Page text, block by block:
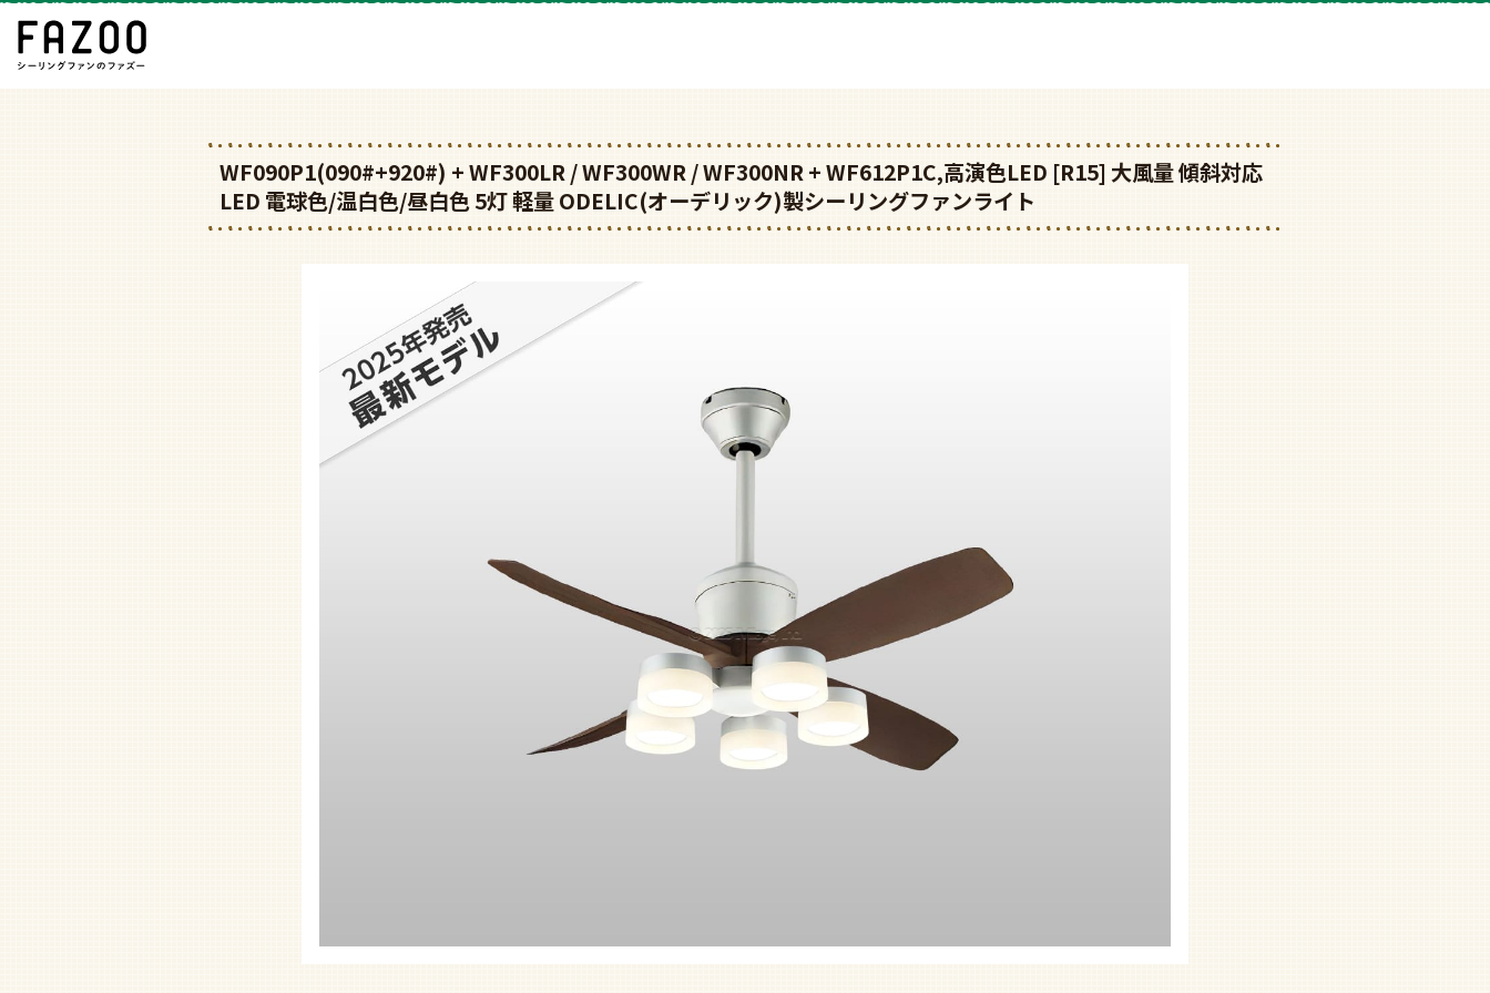
WF090P1(090#+920#) + WF300LR / WF300WR / WF300NR + WF612P1C,高演色LED [R15] 大風量 傾斜対応
LED 電球色/温白色/昼白色 5灯 軽量 ODELIC(オーデリック)製シーリングファンライト